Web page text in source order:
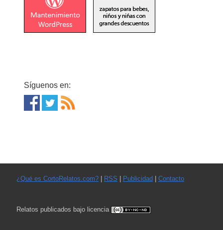
Síguenos en:
¿Qué es CortoRelatos.com?| RSS Publicidad Contacto
Relatos publicados bajo licencia